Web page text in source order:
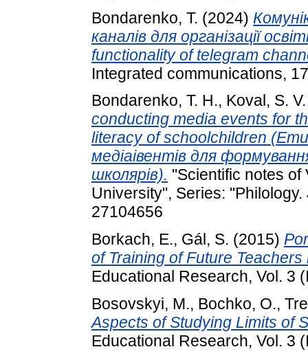
Bondarenko, T. (2024)
каналів для організації
functionality of telegram
Integrated communications,
Bondarenko, T. H., Koval, S. V.
conducting media events for
literacy of schoolchildren
медіаівентів для
школярів). "Scientific notes of
University", Series:
27104656
Borkach, E., Gál, S. (2015)
of Training of Future Teachers
Educational Research, Vol. 3
Bosovskyi, M., Bochko, O.,
Aspects of Studying Limits of
Educational Research, Vol. 3